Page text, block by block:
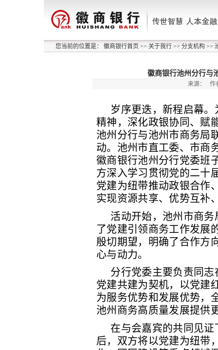
您当前的位置是： 徽商银行首页 >> 关于我行 >> 分支机构 >>
徽商银行池州分行与
来源： 作